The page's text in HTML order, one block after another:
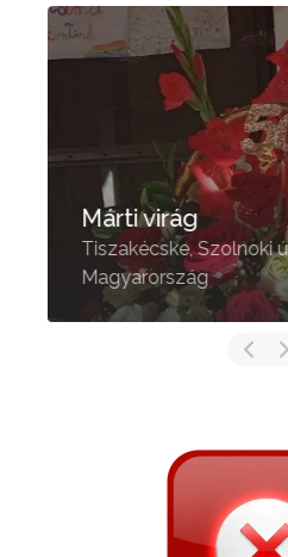
Márti virág
Tiszakécske, Szolnoki
Magyarország